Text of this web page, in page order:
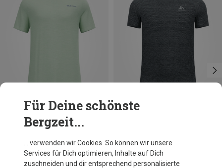
Herren Odlo X Pow Merino Tencel T-Shirt
CHF 79.95
Für Deine schönste
Bergzeit...
… verwenden wir Cookies. So können wir unsere
Services für Dich optimieren, Inhalte auf Dich
zuschneiden und dir entsprechend personalisierte